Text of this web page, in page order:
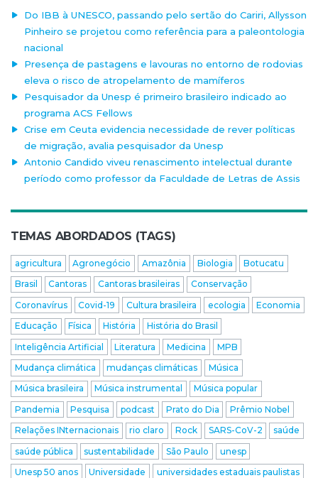
Do IBB à UNESCO, passando pelo sertão do Cariri, Allysson
Pinheiro se projetou como referência para a paleontologia
nacional
Presença de pastagens e lavouras no entorno de rodovias
eleva o risco de atropelamento de mamíferos
Pesquisador da Unesp é primeiro brasileiro indicado ao
programa ACS Fellows
Crise em Ceuta evidencia necessidade de rever políticas
de migração, avalia pesquisador da Unesp
Antonio Candido viveu renascimento intelectual durante
período como professor da Faculdade de Letras de Assis
TEMAS ABORDADOS (TAGS)
agricultura Agronegócio Amazônia Biologia
Botucatu
Brasil
Cantoras Cantoras brasileiras
Conservação
Coronavírus
Covid-19 Cultura brasileira ecologia
Economia
Educação
Física História
História do Brasil
Inteligência Artificial
Literatura Medicina
MPB
Mudança climática
mudanças climáticas
Música
Música brasileira
Música instrumental
Música popular
Pandemia
Pesquisa podcast Prato do Dia
Prêmio Nobel
Relações INternacionais
rio claro Rock SARS-CoV-2
saúde
saúde pública
sustentabilidade São Paulo
unesp
Unesp 50 anos
Universidade universidades estaduais paulistas